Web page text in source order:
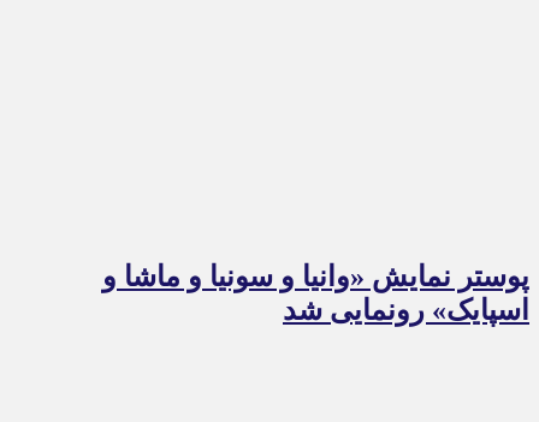
پوستر نمایش «وانیا و سونیا و ماشا و
اسپایک» رونمایی شد